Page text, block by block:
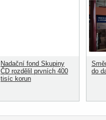
Nadační fond Skupiny
ČD rozdělil prvních 400
tisíc korun
do